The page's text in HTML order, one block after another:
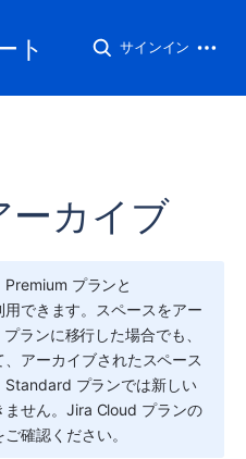
ト サインイン
ーカイブ
プランと
できます。 スペースをアー
ランに移行した場合でも、
アーカイブされた スペース
Standard プランでは新しい
ません。Jira Cloud プランの
ご確認ください。